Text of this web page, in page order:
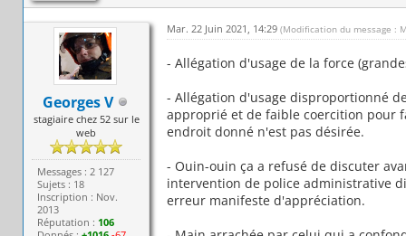
Georges V
stagiaire chez 52 sur le
web
Messages : 2 127
Sujets : 18
Inscription : Nov.
2013
Réputation : 106
Mar. 22 Juin 2021, 14:29 (Modification du message :
- Allégation d'usage de la force
- Allégation d'usage disproportionné
approprié et de faible coercition pour
endroit donné n'est pas désirée.
- Ouin-ouin ça a refusé de discuter
intervention de police administrative
erreur manifeste d'appréciation.